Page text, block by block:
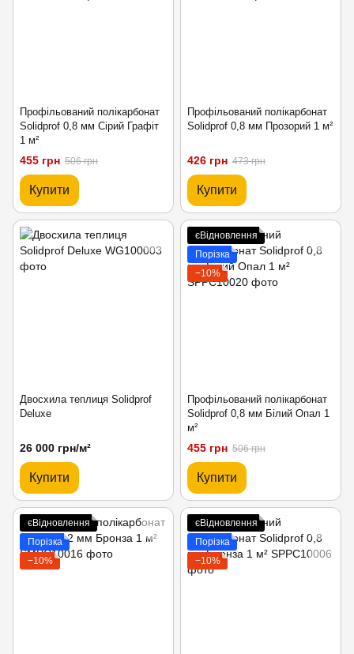
Профільований полікарбонат
Solidprof 0,8 мм Сірий Графіт
1 м²
455 грн 506 грн
Купити
Профільований полікарбонат
Solidprof 0,8 мм Прозорий 1 м²
426 грн 473 грн
Купити
Двосхила теплиця Solidprof
Deluxe
26 000 грн/м²
Купити
єВідновлення
Порізка
−10%
Профільований полікарбонат
Solidprof 0,8 мм Білий Опал 1
м²
455 грн 506 грн
Купити
єВідновлення
Порізка
−10%
єВідновлення
Порізка
−10%